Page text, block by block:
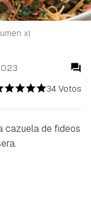
34 Votos
xl
cazuela de fideos